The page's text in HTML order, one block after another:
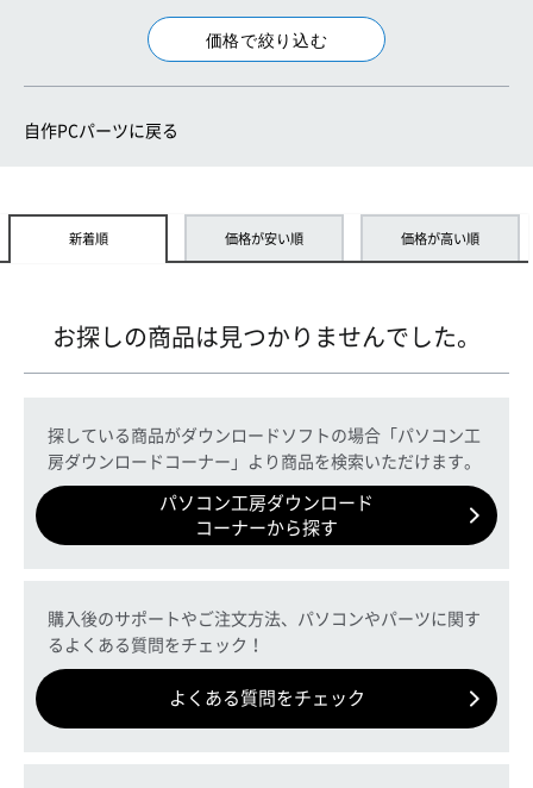
自作PCパーツに戻る
新着順 価格が安い順 価格が高い順
お探しの商品は見つかりませんでした。
探している商品がダウンロードソフトの場合「パソコン工
房ダウンロードコーナー」より商品を検索いただけます。
パソコン工房ダウンロード
コーナーから探す
購入後のサポートやご注文方法、パソコンやパーツに関す
るよくある質問をチェック！
よくある質問をチェック